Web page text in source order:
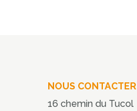
NOUS CONTACTER
16 chemin du Tucol